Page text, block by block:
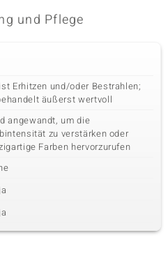
und Pflege
Erhitzen und/oder Bestrahlen;
äußerst wertvoll
angewandt, um die
zu verstärken oder
Farben hervorzurufen
ja
ja